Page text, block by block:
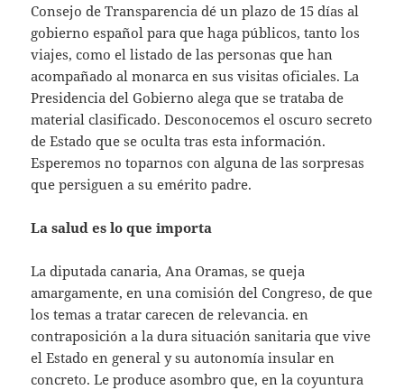
Consejo de Transparencia dé un plazo de 15 días al
gobierno español para que haga públicos, tanto los
viajes, como el listado de las personas que han
acompañado al monarca en sus visitas oficiales. La
Presidencia del Gobierno alega que se trataba de
material clasificado. Desconocemos el oscuro secreto
de Estado que se oculta tras esta información.
Esperemos no toparnos con alguna de las sorpresas
que persiguen a su emérito padre.
La salud es lo que importa
La diputada canaria, Ana Oramas, se queja
amargamente, en una comisión del Congreso, de que
los temas a tratar carecen de relevancia. en
contraposición a la dura situación sanitaria que vive
el Estado en general y su autonomía insular en
concreto. Le produce asombro que, en la coyuntura